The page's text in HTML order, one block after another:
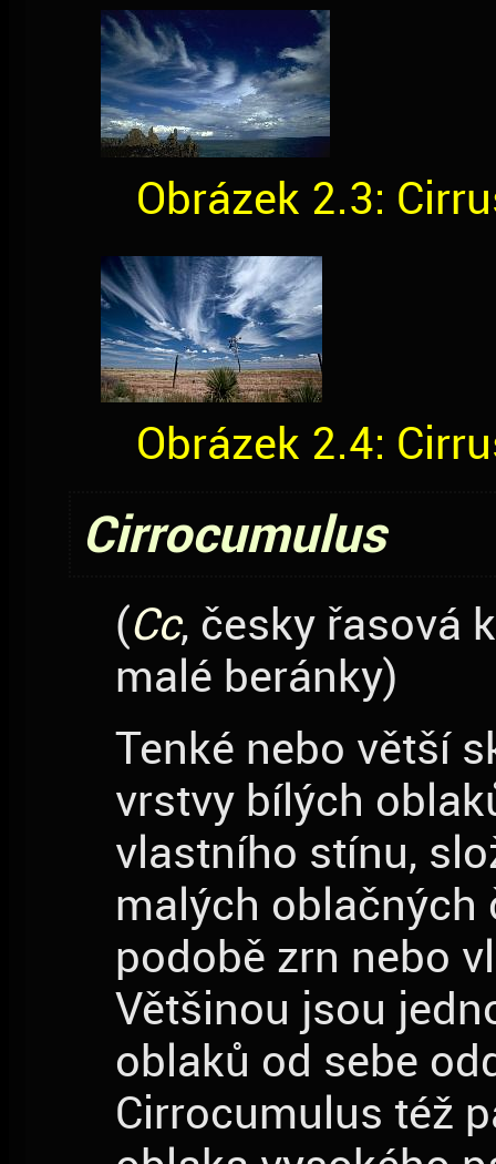
Obrázek 2.3:
Obrázek 2.4:
Cirrocumulus
(Cc, česky řasová
malé beránky)
Tenké nebo větší
vrstvy bílých
vlastního stínu,
malých oblačných
podobě zrn nebo
Většinou jsou
oblaků od sebe
Cirrocumulus též